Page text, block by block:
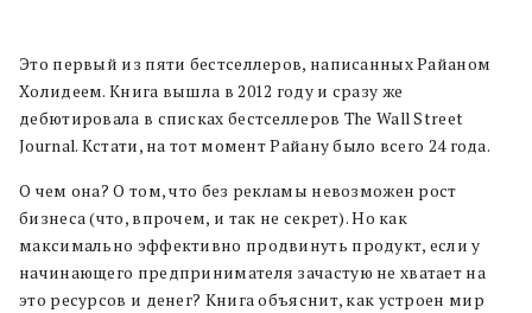
Это первый из пяти бестселлеров, написанных Райаном
Холидеем. Книга вышла в 2012 году и сразу же
дебютировала в списках бестселлеров The Wall Street
Journal. Кстати, на тот момент Райану было всего 24 года.
О чем она? О том, что без рекламы невозможен рост
бизнеса (что, впрочем, и так не секрет). Но как
максимально эффективно продвинуть продукт, если у
начинающего предпринимателя зачастую не хватает на
это ресурсов и денег? Книга объяснит, как устроен мир